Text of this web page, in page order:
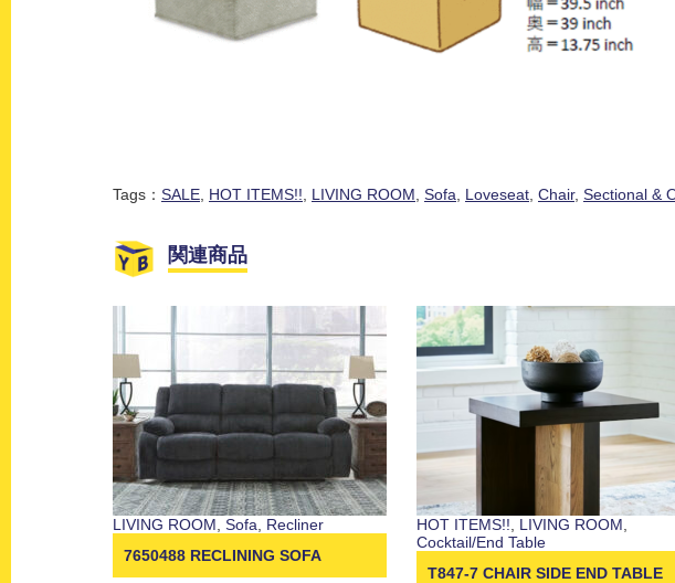
Tags： SALE HOT ITEMS!! LIVING ROOM Sofa Loveseat Chair, Sectional &
関連商品
LIVING ROOM Sofa
Recliner
7650488 RECLINING SOFA
HOT ITEMS!! LIVING ROOM
Cocktail/End Table
T847-7 CHAIR SIDE END TABLE